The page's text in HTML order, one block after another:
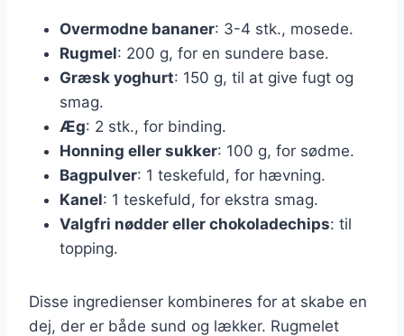
Overmodne bananer: 3-4 stk., mosede.
Rugmel: 200 g, for en sundere base.
Græsk yoghurt: 150 g, til at give fugt og
smag.
Æg: 2 stk., for binding.
Honning eller sukker: 100 g, for sødme.
Bagpulver: 1 teskefuld, for hævning.
Kanel: 1 teskefuld, for ekstra smag.
Valgfri nødder eller chokoladechips: til
topping.
Disse ingredienser kombineres for at skabe en
dej, der er både sund og lækker. Rugmelet